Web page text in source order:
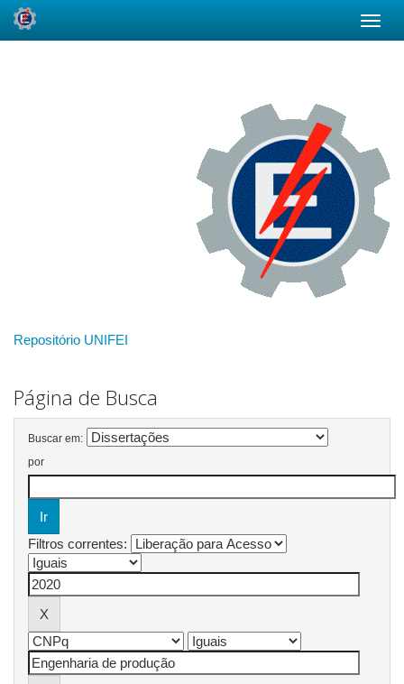
Repositório UNIFEI
Página de Busca
Buscar em:
por
Filtros correntes: